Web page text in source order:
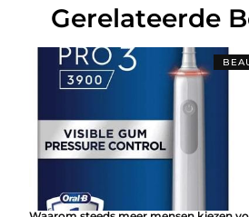
Gerelateerde